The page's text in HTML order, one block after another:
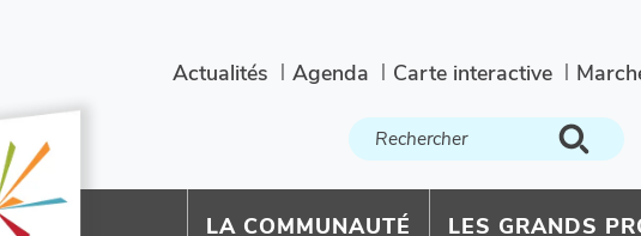
Actualités Agenda Carte interactive
LA COMMUNAUTÉ LES GRANDS